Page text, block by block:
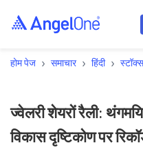
होम पेज › समाचार › हिंदी › स्टॉक्स
ज्वेलरी शेयरों रैली:
विकास दृष्टिकोण पर